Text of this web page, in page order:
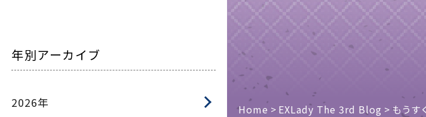
年別アーカイブ
2026年 Home > EXLady The 3rd Blog > もうす